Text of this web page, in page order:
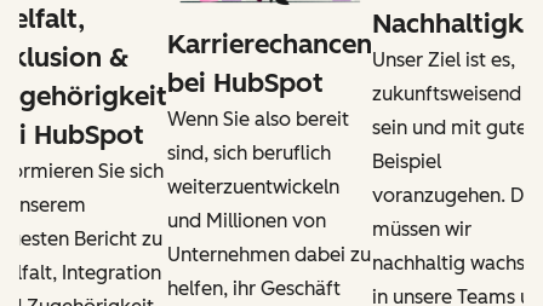
&
HubSpot
Sie sich
unserem
Bericht zu
Integration
Karrierechancen
bei HubSpot
Wenn Sie also bereit
sind, sich beruflich
weiterzuentwickeln
und Millionen von
Unternehmen dabei zu
helfen, ihr Geschäft
Unser Ziel ist es,
zukunftsweisend
sein und mit
Beispiel
voranzugehen.
müssen wir
nachhaltig
in unsere Teams